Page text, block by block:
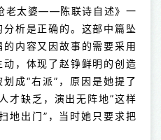
老太婆——陈联诗自述》一
析是正确的。这部中篇坠
内容又因故事的需要采用
，体现了赵铮鲜明的创造
“右派”，原因是她提了
才缺乏，演出无阵地”这样
地出门”，当时她只要求把